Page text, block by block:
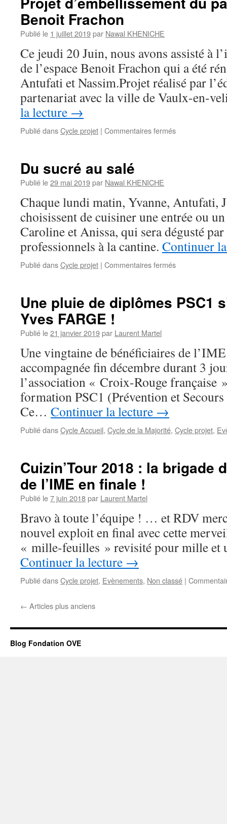
Benoit Frachon
Publié le 1 juillet 2019par Nawal KHENICHE
Ce jeudi 20 Juin, nous avons assisté à
de l’espace Benoit Frachon qui a été
Antufati et Nassim.Projet réalisé par
partenariat avec la ville de Vaulx-en-
la lecture →
Publié dansCycle projet | Commentaires ferméssur
Benoit
Frachon
Du sucré au salé
Publié le29 mai 2019par Nawal KHENICHE
Chaque lundi matin, Yvanne, Antufati,
choisissent de cuisiner une entrée ou
Caroline et Anissa, qui sera dégusté
professionnels à la cantine. Continuer
Publié dansCycle projet | Commentaires ferméssur
salé
Une pluie de diplômes PSC1
Yves FARGE !
Publié le21 janvier 2019par Laurent Martel
Une vingtaine de bénéficiaires de
accompagnée fin décembre durant 3
l’association « Croix-Rouge française
formation PSC1 (Prévention et
Ce… Continuer la lecture →
Publié dansCycle Accueil, Cycle de la Majorité, Cycle projet,
Cuizin’Tour 2018 : la brigade
de l’IME en finale !
Publié le7 juin 2018par Laurent Martel
Bravo à toute l’équipe ! … et RDV
nouvel exploit en final avec cette
« mille-feuilles » revisité pour mille et
Continuer la lecture →
Publié dansCycle projet, Evènements, Non classé |
← Articles plus anciens
Blog Fondation OVE